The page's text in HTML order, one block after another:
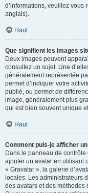
d’informations, veuillez vous
anglais).
Haut
Que signifient les images
Deux images peuvent
consultez un sujet. Une
généralement représentée
permet d’indiquer votre
publié, ou permet de
image, généralement plus
qui est bien souvent unique
Haut
Comment puis-je afficher
Dans le panneau de contrôle
ajouter un avatar en utilisant
« Gravatar », la galerie
locales. Les administrateurs
des avatars et des méthodes